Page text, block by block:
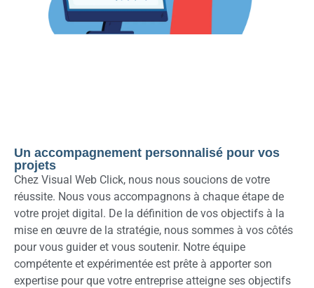
Un accompagnement personnalisé pour vos
projets
Chez Visual Web Click, nous nous soucions de votre
réussite. Nous vous accompagnons à chaque étape de
votre projet digital. De la définition de vos objectifs à la
mise en œuvre de la stratégie, nous sommes à vos côtés
pour vous guider et vous soutenir. Notre équipe
compétente et expérimentée est prête à apporter son
expertise pour que votre entreprise atteigne ses objectifs